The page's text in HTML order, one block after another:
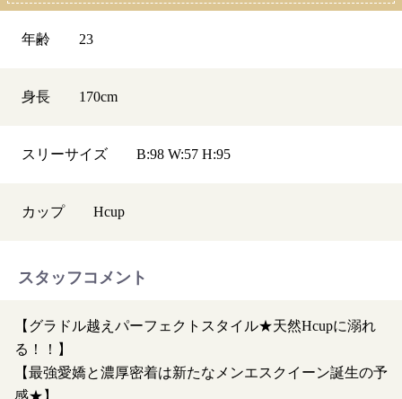
年齢 23
身長 170cm
スリーサイズ B:98 W:57 H:95
カップ Hcup
スタッフコメント
【グラドル越えパーフェクトスタイル★天然Hcupに溺れ
る！！】
【最強愛嬌と濃厚密着は新たなメンエスクイーン誕生の予
感★】